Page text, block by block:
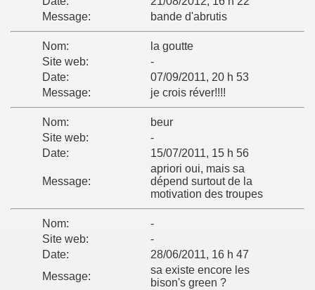
Message:
bande d'abrutis
Nom:
la goutte
Site web:
-
Date:
07/09/2011, 20 h 53
Message:
je crois réver!!!!
Nom:
beur
Site web:
-
Date:
15/07/2011, 15 h 56
Message:
apriori oui, mais sa
dépend surtout de la
motivation des troupes
Nom:
-
Site web:
-
Date:
28/06/2011, 16 h 47
Message:
sa existe encore les
bison's green ?